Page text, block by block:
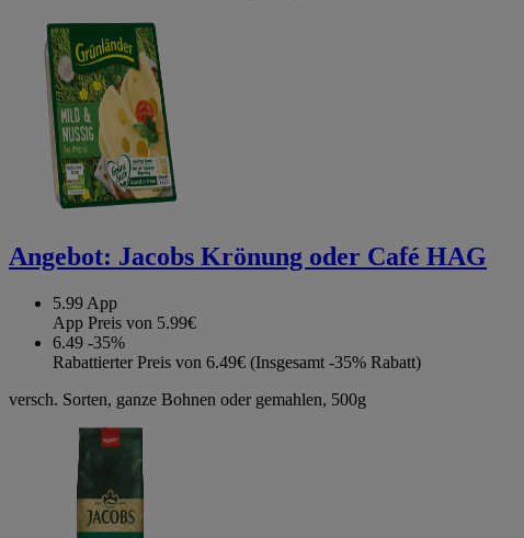
Angebot: Jacobs Krönung oder Café HAG
5.99 App
App Preis von 5.99€
6.49 -35%
Rabattierter Preis von 6.49€ (Insgesamt -35% Rabatt)
versch. Sorten, ganze Bohnen oder gemahlen, 500g